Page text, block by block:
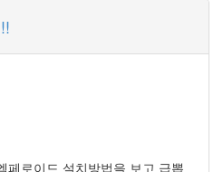
페로이드 설치방법을 보고 급뽑